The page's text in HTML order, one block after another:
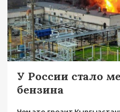
У России стало
бензина